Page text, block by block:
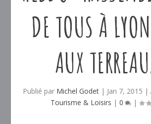
DE TOUS À
AUX
Publié par Michel Godet| Jan 7, 2015 |
Tourisme & Loisirs | 0 |